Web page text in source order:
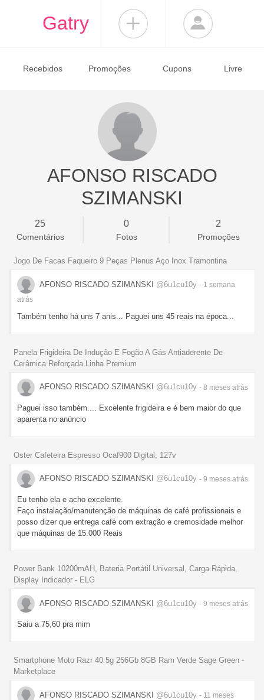
Gatry
Recebidos Promoções Cupons Livre
AFONSO RISCADO
SZIMANSKI
25
Comentários
0
Fotos
2
Promoções
Jogo De Facas Faqueiro 9 Peças Plenus Aço Inox Tramontina
AFONSO RISCADO SZIMANSKI @6u1cu10y - 1 semana
atrás
Também tenho há uns 7 anis... Paguei uns 45 reais na época...
Panela Frigideira De Indução E Fogão A Gás Antiaderente De
Cerâmica Reforçada Linha Premium
AFONSO RISCADO SZIMANSKI @6u1cu10y - 8 meses atrás
Paguei isso também.... Excelente frigideira e é bem maior do que
aparenta no anúncio
Oster Cafeteira Espresso Ocaf900 Digital, 127v
AFONSO RISCADO SZIMANSKI @6u1cu10y - 9 meses atrás
Eu tenho ela e acho excelente.
Faço instalação/manutenção de máquinas de café profissionais e
posso dizer que entrega café com extração e cremosidade melhor
que máquinas de 15.000 Reais
Power Bank 10200mAH, Bateria Portátil Universal, Carga Rápida,
Display Indicador - ELG
AFONSO RISCADO SZIMANSKI @6u1cu10y - 9 meses atrás
Saiu a 75,60 pra mim
Smartphone Moto Razr 40 5g 256Gb 8GB Ram Verde Sage Green -
Marketplace
AFONSO RISCADO SZIMANSKI @6u1cu10y - 11 meses